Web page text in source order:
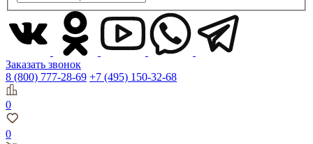
Заказать звонок
8 (800) 777-28-69 +7 (495) 150-32-68
0
0